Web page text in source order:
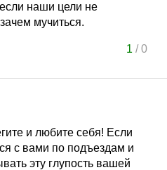
наши цели не
мучиться.
1 /0
и любите себя! Если
с вами по подъездам и
эту глупость вашей